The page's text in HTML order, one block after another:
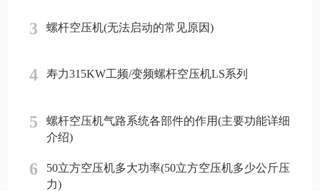
3 螺杆空压机(无法启动的常见原因)
4 寿力315KW工频/变频螺杆空压机LS系列
5
螺杆空压机气路系统各部件的作用(主要功能详细
介绍)
6
50立方空压机多大功率(50立方空压机多少公斤压
力)